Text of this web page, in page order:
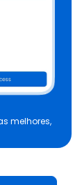
melhores,